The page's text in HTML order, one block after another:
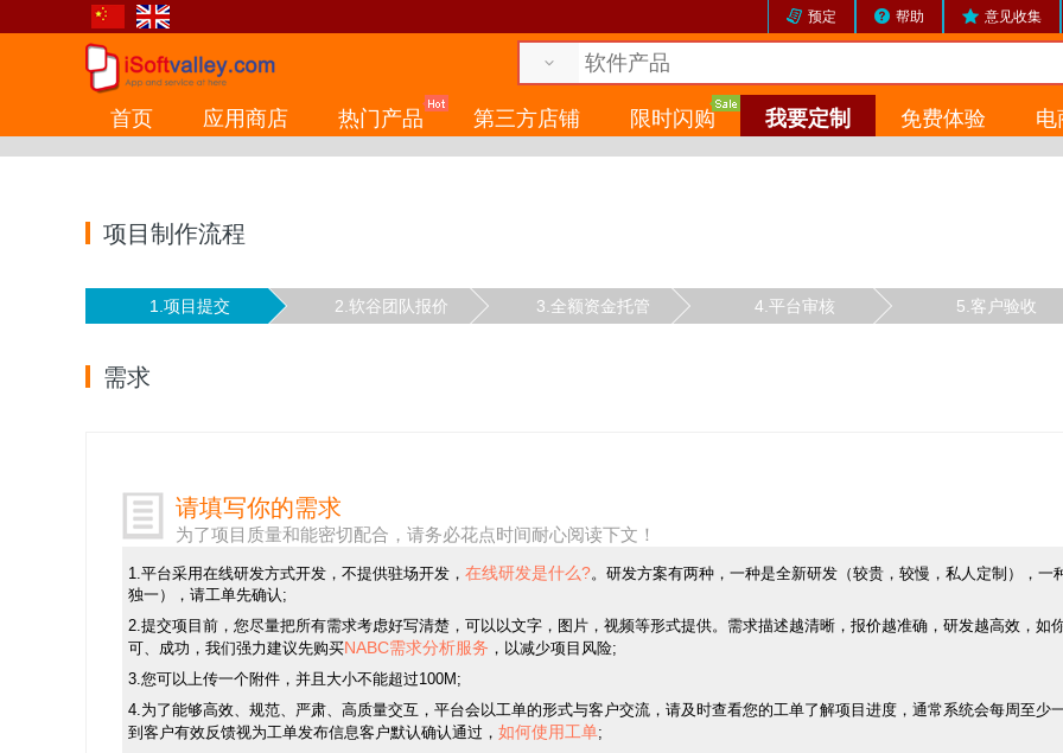
意见收集
帮助
预定
首页 应用商店 热门产品 第三方店铺 限时闪购 我要定制 免费体验 电
项目制作流程
1.项目提交 2.软谷团队报价 3.全额资金托管 4.平台审核 5.客户验收
需求
请填写你的需求
为了项目质量和能密切配合，请务必花点时间耐心阅读下文！
1.平台采用在线研发方式开发，不提供驻场开发， 在线研发是什么?。研发方案有两种，一种是全新研发（较贵，较慢，私人定制），
独一），请工单先确认;
2.提交项目前，您尽量把所有需求考虑好写清楚，可以以文字，图片，视频等形式提供。需求描述越清晰，报价越准确，研发越高效，
可、成功，我们强力建议先购买NABC需求分析服务 ，以减少项目风险;
3.您可以上传一个附件，并且大小不能超过100M;
4.为了能够高效、规范、严肃、高质量交互，平台会以工单的形式与客户交流，请及时查看您的工单了解项目进度，通常系统会每周至
到客户有效反馈视为工单发布信息客户默认确认通过， 如何使用工单;